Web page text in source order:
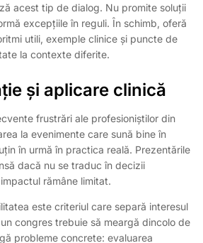
acest tip de dialog. Nu promite soluții
excepțiile în reguli. În schimb, oferă
utili, exemple clinice și puncte de
la contexte diferite.
și aplicare clinică
frustrări ale profesioniștilor din
la evenimente care sună bine în
în urmă în practica reală. Prezentările
dacă nu se traduc în decizii
rămâne limitat.
este criteriul care separă interesul
congres trebuie să meargă dincolo de
probleme concrete: evaluarea